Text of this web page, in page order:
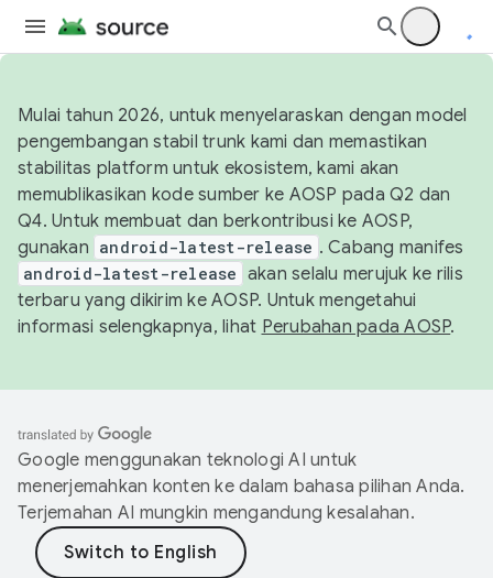
Mulai tahun 2026, untuk menyelaraskan dengan model
pengembangan stabil trunk kami dan memastikan
stabilitas platform untuk ekosistem, kami akan
memublikasikan kode sumber ke AOSP pada Q2 dan
Q4. Untuk membuat dan berkontribusi ke AOSP,
gunakan android-latest-release . Cabang manifes
android-latest-release akan selalu merujuk ke rilis
terbaru yang dikirim ke AOSP. Untuk mengetahui
informasi selengkapnya, lihat Perubahan pada AOSP.
Google menggunakan teknologi AI untuk
menerjemahkan konten ke dalam bahasa pilihan Anda.
Terjemahan AI mungkin mengandung kesalahan.